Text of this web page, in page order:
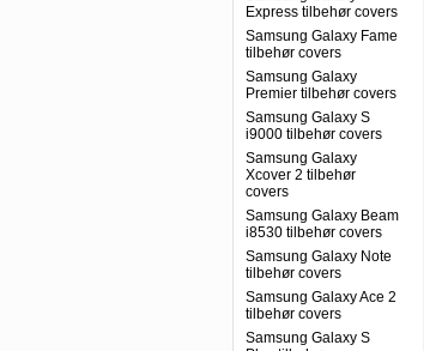
Express tilbehør covers
Samsung Galaxy Fame
tilbehør covers
Samsung Galaxy
Premier tilbehør covers
Samsung Galaxy S
i9000 tilbehør covers
Samsung Galaxy
Xcover 2 tilbehør
covers
Samsung Galaxy Beam
i8530 tilbehør covers
Samsung Galaxy Note
tilbehør covers
Samsung Galaxy Ace 2
tilbehør covers
Samsung Galaxy S